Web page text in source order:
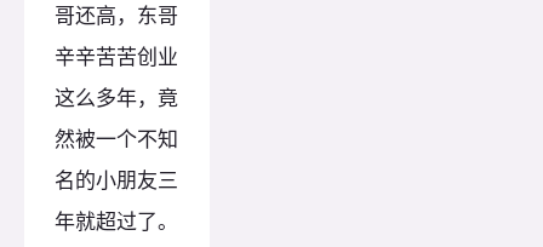
哥还高，东哥
辛辛苦苦创业
这么多年，竟
然被一个不知
名的小朋友三
年就超过了。